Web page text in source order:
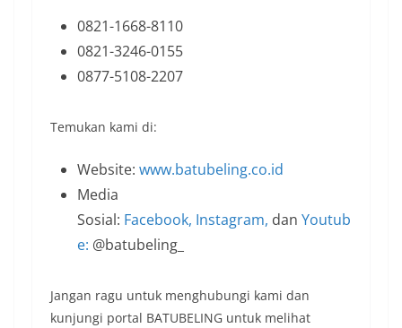
0821-1668-8110
0821-3246-0155
0877-5108-2207
Temukan kami di:
Website: www.batubeling.co.id
Media
Sosial: Facebook, Instagram, dan Youtub
e: @batubeling_
Jangan ragu untuk menghubungi kami dan
kunjungi portal BATUBELING untuk melihat